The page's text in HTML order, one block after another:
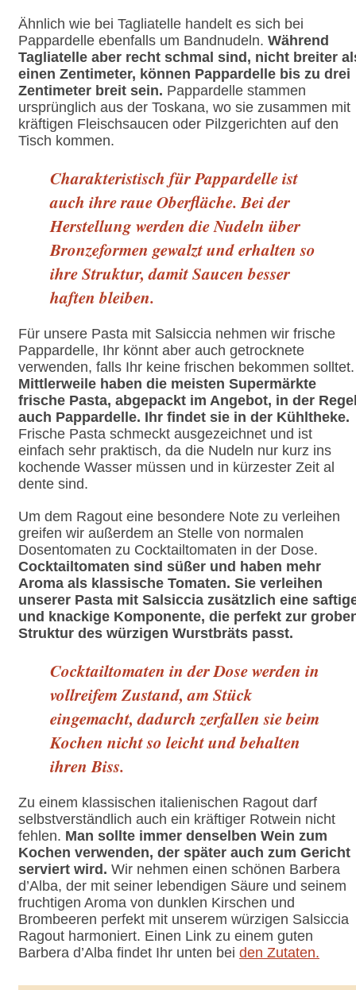
Ähnlich wie bei Tagliatelle handelt es sich bei
Pappardelle ebenfalls um Bandnudeln. Während
Tagliatelle aber recht schmal sind, nicht breiter
einen Zentimeter, können Pappardelle bis zu drei
Zentimeter breit sein. Pappardelle stammen
ursprünglich aus der Toskana, wo sie zusammen mit
kräftigen Fleischsaucen oder Pilzgerichten auf den
Tisch kommen.
Charakteristisch für Pappardelle ist
auch ihre raue Oberfläche. Bei der
Herstellung werden die Nudeln über
Bronzeformen gewalzt und erhalten so
ihre Struktur, damit Saucen besser
haften bleiben.
Für unsere Pasta mit Salsiccia nehmen wir frische
Pappardelle, Ihr könnt aber auch getrocknete
verwenden, falls Ihr keine frischen bekommen solltet.
Mittlerweile haben die meisten Supermärkte
frische Pasta, abgepackt im Angebot, in der
auch Pappardelle. Ihr findet sie in der Kühltheke.
Frische Pasta schmeckt ausgezeichnet und ist
einfach sehr praktisch, da die Nudeln nur kurz ins
kochende Wasser müssen und in kürzester Zeit al
dente sind.
Um dem Ragout eine besondere Note zu verleihen
greifen wir außerdem an Stelle von normalen
Dosentomaten zu Cocktailtomaten in der Dose.
Cocktailtomaten sind süßer und haben mehr
Aroma als klassische Tomaten. Sie verleihen
unserer Pasta mit Salsiccia zusätzlich eine
und knackige Komponente, die perfekt zur
Struktur des würzigen Wurstbräts passt.
Cocktailtomaten in der Dose werden in
vollreifem Zustand, am Stück
eingemacht, dadurch zerfallen sie beim
Kochen nicht so leicht und behalten
ihren Biss.
Zu einem klassischen italienischen Ragout darf
selbstverständlich auch ein kräftiger Rotwein nicht
fehlen. Man sollte immer denselben Wein zum
Kochen verwenden, der später auch zum Gericht
serviert wird. Wir nehmen einen schönen Barbera
d’Alba, der mit seiner lebendigen Säure und seinem
fruchtigen Aroma von dunklen Kirschen und
Brombeeren perfekt mit unserem würzigen Salsiccia
Ragout harmoniert. Einen Link zu einem guten
Barbera d’Alba findet Ihr unten bei den Zutaten.